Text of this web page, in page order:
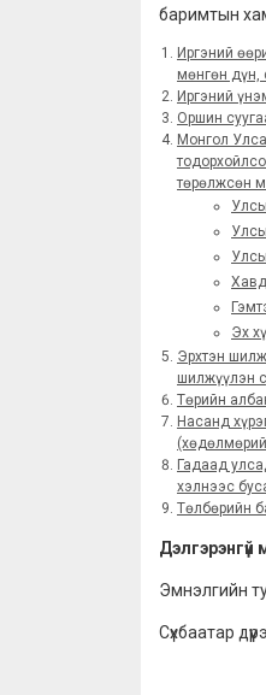
баримтын
Иргэний
мөнгөн дүн,
Иргэний
Оршин
Монгол
төрөлжсөн
Эх
Эрхтэн
шилжүүлэн
Төрийн
Насанд
Гадаад
хэлнээс
Төлбөрийн
Дэлгэрэнгүй
Эмнэлгийн
Сүхбаатар